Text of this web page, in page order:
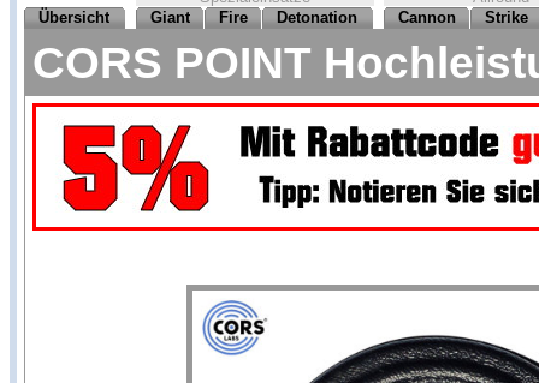
Übersicht
Giant Fire Detonation Cannon Strike
CORS POINT